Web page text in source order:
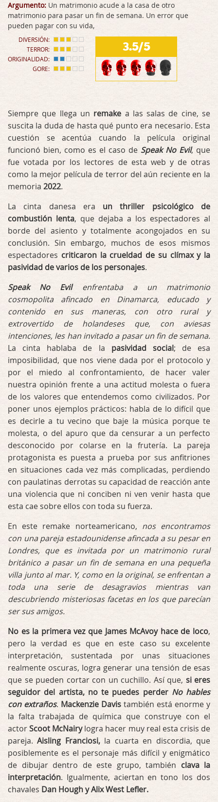
Argumento: Un matrimonio acude a la casa de otro
matrimonio para pasar un fin de semana. Un error que
pueden pagar con su vida,
DIVERSIÓN:
TERROR:
ORIGINALIDAD:
GORE:
3.5/5
Siempre que llega un remake a las salas de cine, se
suscita la duda de hasta qué punto era necesario. Esta
cuestión se acentúa cuando la película original
funcionó bien, como es el caso de Speak No Evil, que
fue votada por los lectores de esta web y de otras
como la mejor película de terror del aún reciente en la
memoria 2022.
La cinta danesa era un thriller psicológico de
combustión lenta, que dejaba a los espectadores al
borde del asiento y totalmente acongojados en su
conclusión. Sin embargo, muchos de esos mismos
espectadores criticaron la crueldad de su clímax y la
pasividad de varios de los personajes.
Speak No Evil enfrentaba a un matrimonio
cosmopolita afincado en Dinamarca, educado y
contenido en sus maneras, con otro rural y
extrovertido de holandeses que, con aviesas
intenciones, les han invitado a pasar un fin de semana.
La cinta hablaba de la pasividad social; de esa
imposibilidad, que nos viene dada por el protocolo y
por el miedo al confrontamiento, de hacer valer
nuestra opinión frente a una actitud molesta o fuera
de los valores que entendemos como civilizados. Por
poner unos ejemplos prácticos: habla de lo difícil que
es decirle a tu vecino que baje la música porque te
molesta, o del apuro que da censurar a un perfecto
desconocido por colarse en la frutería. La pareja
protagonista es puesta a prueba por sus anfitriones
en situaciones cada vez más complicadas, perdiendo
con paulatinas derrotas su capacidad de reacción ante
una violencia que ni conciben ni ven venir hasta que
esta cae sobre ellos con toda su fuerza.
En este remake norteamericano, nos encontramos
con una pareja estadounidense afincada a su pesar en
Londres, que es invitada por un matrimonio rural
británico a pasar un fin de semana en una pequeña
villa junto al mar. Y, como en la original, se enfrentan a
toda una serie de desagravios mientras van
descubriendo misteriosas facetas en los que parecían
ser sus amigos.
No es la primera vez que James McAvoy hace de loco,
pero la verdad es que en este caso su excelente
interpretación, sustentada por unas situaciones
realmente oscuras, logra generar una tensión de esas
que se pueden cortar con un cuchillo. Así que, si eres
seguidor del artista, no te puedes perder No hables
con extraños. Mackenzie Davis también está enorme y
la falta trabajada de química que construye con el
actorScoot McNairylogra hacer muy real esta crisis de
pareja.Aisling Franciosi,la cuarta en discordia, que
posiblemente es el personaje más difícil y enigmático
de dibujar dentro de este grupo, también clava la
interpretación. Igualmente, aciertan en tono los dos
chavales Dan Hough y Alix West Lefler.